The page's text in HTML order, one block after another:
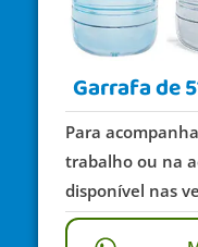
Garrafa de
Para
trabalho ou na
disponível nas